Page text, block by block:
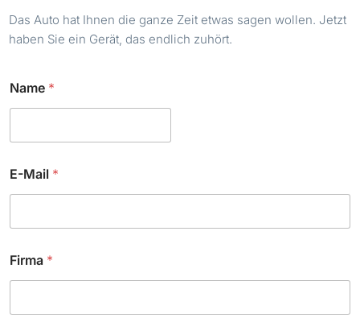
Das Auto hat Ihnen die ganze Zeit etwas sagen wollen. Jetzt
haben Sie ein Gerät, das endlich zuhört.
Name *
E-Mail *
Firma *